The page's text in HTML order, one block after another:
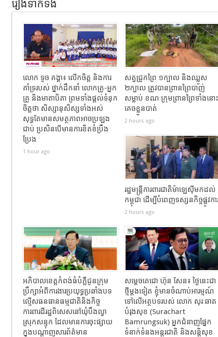
រឿងទាក់ទង
លោក​ ទូច​ គង្គា៖​ លើកចិត្ត និងការ
គាំទ្ររបស់ ថ្នាក់ដឹកនាំ លោកគ្រូ-អ្នក
គ្រូ និងមាតាបិតា ព្រមទាំងផ្តល់ទំនុក
ចិត្តថា សិស្សានុសិស្សទាំងអស់
សុទ្ធតែមានសមត្ថភាពអាចប្រឡង
ជាប់ ប្រសិនបើមានការខិតខំប្រឹង
ប្រែង
1 hour ago
សត្វជ្រូកព្រៃ ១ក្បាល និងឈ្លូស
២ក្បាល​ ត្រូវបានព្រានព្រៃបាញ់
សម្លាប់​ ខណៈ​ក្រុមព្រានព្រៃទាំងនោះ
គេចខ្លួនបាត់
2 hours ago
រដ្ឋមន្ត្រីការពារជាតិម៉ាឡេស៊ីមកដល់
កម្ពុជា ដើម្បីបំពេញទស្សនកិច្ចផ្លូវកា
2 hours ago
អភិបាលខេត្តកំពង់ធំបំភ្លឺជូនក្រុម
ប្រឹក្សាអំពីការងារប្រយុទ្ធប្រឆាំងបទ
ល្មើសធនធានធម្មជាតិនិងកិច្ច
ការពារដីរដ្ឋពិសេសនៅឃុំបឹងល្វា
ស្រុកសន្ទុក ដែលមានការចុះផ្សាយ
ក្នុងបណ្តាញសារព័ត៌មាន
សម្តេចតេជោ ហ៊ុន សែន៖ ថ្ងៃនេះជា
ថ្មីម្តងទៀត ខ្ញុំមានចំណាប់អារម្មណ៍
ទៅលើអត្ថបទរបស់ លោក សុរៈឆាត
បំរុងសុខ (Surachart
Bamrungsuk) អ្នកជំនាញផ្នែក
ទំនាក់ទំនងអន្តរជាតិ និងសន្តិសុខ